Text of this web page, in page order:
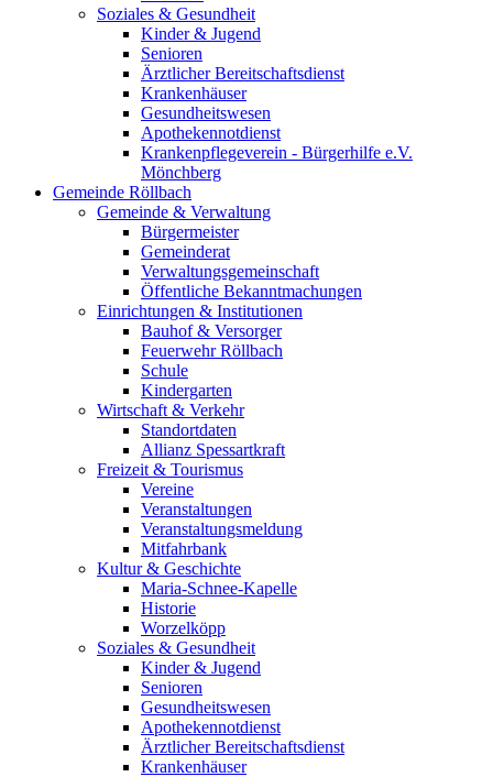
Soziales & Gesundheit
Kinder & Jugend
Senioren
Ärztlicher Bereitschaftsdienst
Krankenhäuser
Gesundheitswesen
Apothekennotdienst
Krankenpflegeverein - Bürgerhilfe e.V.
Mönchberg
Gemeinde Röllbach
Gemeinde & Verwaltung
Bürgermeister
Gemeinderat
Verwaltungsgemeinschaft
Öffentliche Bekanntmachungen
Einrichtungen & Institutionen
Bauhof & Versorger
Feuerwehr Röllbach
Schule
Kindergarten
Wirtschaft & Verkehr
Standortdaten
Allianz Spessartkraft
Freizeit & Tourismus
Vereine
Veranstaltungen
Veranstaltungsmeldung
Mitfahrbank
Kultur & Geschichte
Maria-Schnee-Kapelle
Historie
Worzelköpp
Soziales & Gesundheit
Kinder & Jugend
Senioren
Gesundheitswesen
Apothekennotdienst
Ärztlicher Bereitschaftsdienst
Krankenhäuser